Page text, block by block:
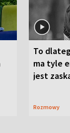
To
ma tyle
jest
Rozmowy